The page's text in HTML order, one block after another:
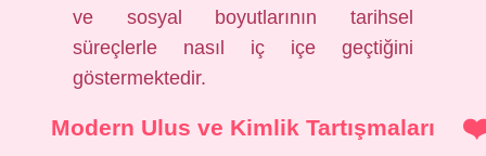
ve sosyal boyutlarının tarihsel
süreçlerle nasıl iç içe geçtiğini
göstermektedir.
Modern Ulus ve Kimlik Tartışmaları